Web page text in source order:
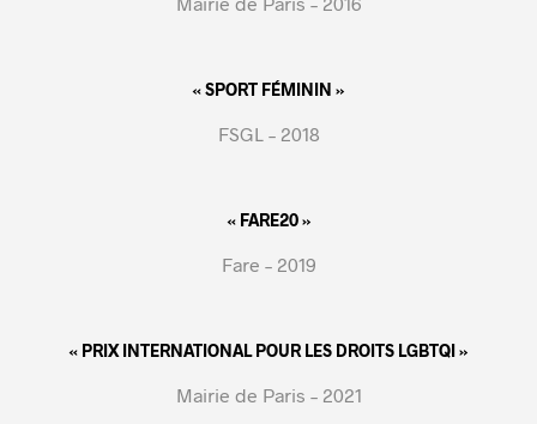
« SPORT FÉMININ »
FSGL – 2018
« FARE20 »
Fare – 2019
« PRIX INTERNATIONAL POUR LES DROITS LGBTQI »
Mairie de Paris – 2021